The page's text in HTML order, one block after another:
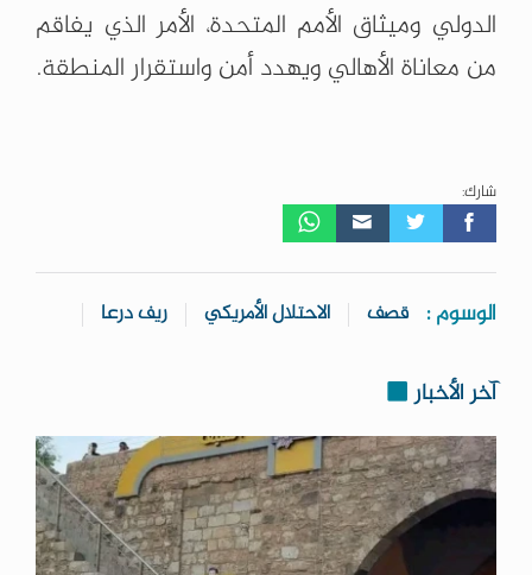
الدولي وميثاق الأمم المتحدة، الأمر الذي يفاقم
من معاناة الأهالي ويهدد أمن واستقرار المنطقة.
شارك:
الوسوم : قصف الاحتلال الأمريكي ريف درعا
آخر الأخبار